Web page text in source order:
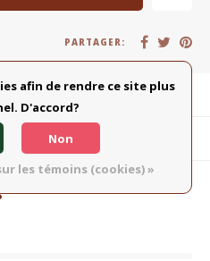
PARTAGER:
afin de rendre ce site plus
D'accord?
Non
les témoins (cookies) »